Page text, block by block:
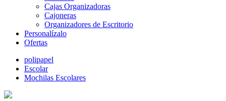
Cajas Organizadoras
Cajoneras
Organizadores de Escritorio
Personalízalo
Ofertas
polipapel
Escolar
Mochilas Escolares